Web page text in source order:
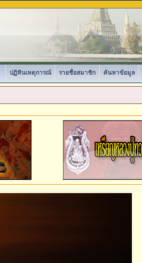
ค้นหาข้อมูล
รายชื่อสมาชิก
ปฏิทินเหตุการณ์